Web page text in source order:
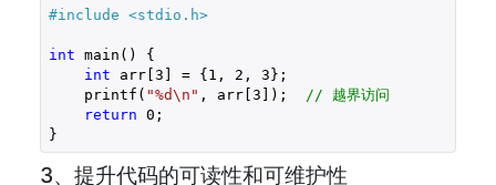
#include <stdio.h>
int main() {
int arr[3 ] = {1 , 2 , 3};
    printf(
"%d\n" , arr[3 ]);
// 越界访问
return 0 ;
}
3、提升代码的可读性和可维护性